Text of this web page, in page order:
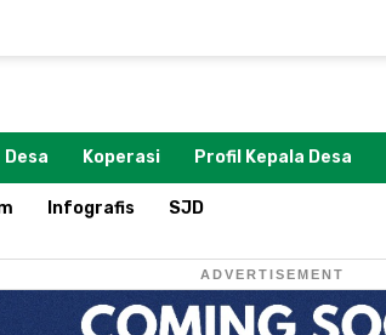
Koperasi Profil Kepala Desa
Infografis SJD
ADVERTISEMENT